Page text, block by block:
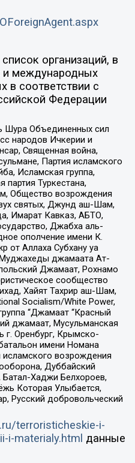
организаций, в
и международных
в соответствии с
Федерации
Шура Объединенных сил
народов Ичкерии и
Священная война,
Партия исламского
Исламская группа,
Туркестана,
Общество возрождения
святых, Джунд аш-Шам,
Имарат Кавказ, АБТО,
Джабха аль-
ополчение имени К.
от Аллаха Субхану уа
Муджахеды джамаата Ат-
Джамаат, Рохнамо
сообщество
Хайят Тахрир аш-Шам,
Socialism/White Power,
“Джамаат “Красный
джамаат, Мусульманская
г. Оренбург, Крымско-
имени Номана
возрождения
Дуббайский
Хаджи Белхороев,
Которая Улыбается,
Русский добровольческий
terroristicheskie-i-
i-materialy.html данные